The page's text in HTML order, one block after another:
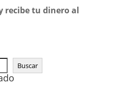
recibe tu dinero al
Buscar